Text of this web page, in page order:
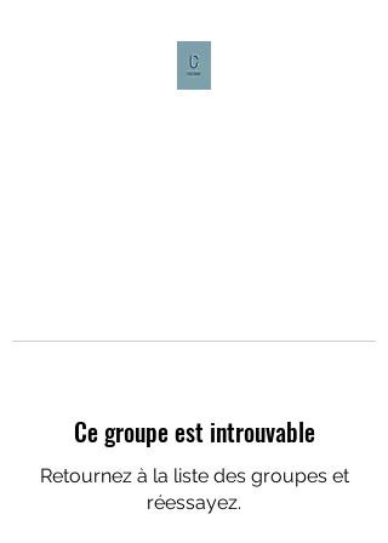
Ce groupe est introuvable
Retournez à la liste des groupes et
réessayez.